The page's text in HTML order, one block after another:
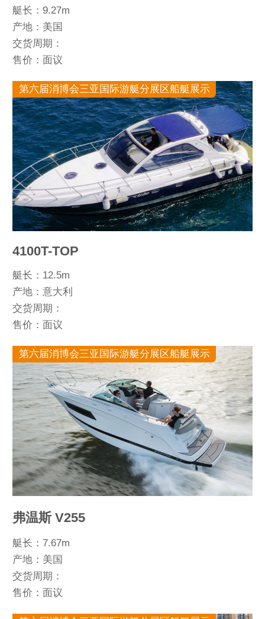
艇长：9.27m
产地：美国
交货周期：
售价：面议
第六届消博会三亚国际游艇分展区船艇展示
4100T-TOP
艇长：12.5m
产地：意大利
交货周期：
售价：面议
第六届消博会三亚国际游艇分展区船艇展示
弗温斯 V255
艇长：7.67m
产地：美国
交货周期：
售价：面议